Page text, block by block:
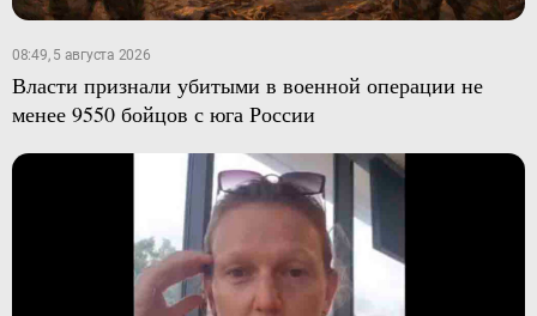
08:49, 5 августа 2026
Власти признали убитыми в военной операции не
менее 9550 бойцов с юга России